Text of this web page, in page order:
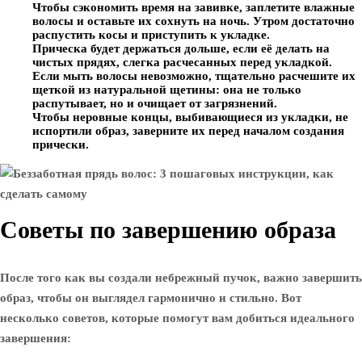
Чтобы сэкономить время на завивке, заплетите влажные
волосы и оставьте их сохнуть на ночь. Утром достаточно
распустить косы и приступить к укладке.
Прическа будет держаться дольше, если её делать на
чистых прядях, слегка расчесанных перед укладкой.
Если мыть волосы невозможно, тщательно расчешите их
щеткой из натуральной щетины: она не только
распутывает, но и очищает от загрязнений.
Чтобы неровные концы, выбивающиеся из укладки, не
испортили образ, заверните их перед началом создания
прически.
Советы по завершению образа
После того как вы создали небрежный пучок, важно завершить
образ, чтобы он выглядел гармонично и стильно. Вот
несколько советов, которые помогут вам добиться идеального
завершения: